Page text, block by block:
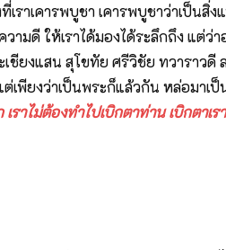
เราเคารพบูชา เคารพบูชาว่าเป็นสิ่
ามดี ให้เราได้มองได้ระลึกถึง แต่ว่
ชียงแสน สุโขทัย ศรีวิชัย ทวาราวดี
เพียงว่าเป็นพระก็แล้วกัน หล่อมาเ
ราไม่ต้องทำไปเบิกตาท่าน เบิกตาเ